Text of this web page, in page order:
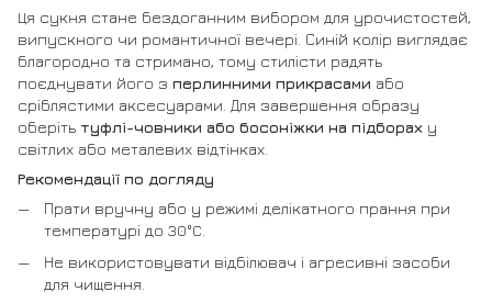
Ця сукня стане бездоганним вибором для урочистостей,
випускного чи романтичної вечері. Синій колір виглядає
благородно та стримано, тому стилісти радять
поєднувати його з перлинними прикрасами або
сріблястими аксесуарами. Для завершення образу
оберіть туфлі-човники або босоніжки на підборах у
світлих або металевих відтінках.
Рекомендації по догляду
Прати вручну або у режимі делікатного прання при
температурі до 30°C.
Не використовувати відбілювач і агресивні засоби
для чищення.